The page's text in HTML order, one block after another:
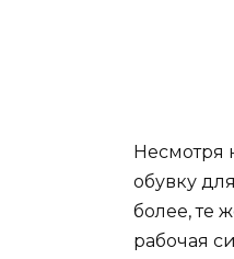
Несмотря
обувку
более, те
рабочая